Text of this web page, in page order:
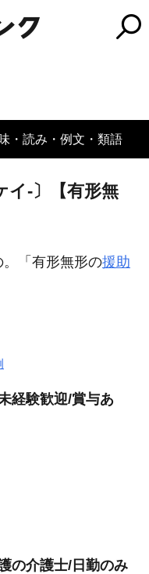
・読み・例文・類語
イ‐〕【有形無
「 有形無形の援助
経験歓迎/賞与あ
の介護士/日勤のみ